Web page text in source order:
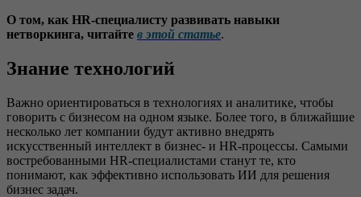
О том, как HR-специалисту развивать навыки
нетворкинга, читайте в этой статье.
Знание технологий
Важно ориентироваться в технологиях и аналитике, чтобы
говорить с бизнесом на одном языке. Более того, в ближайшие
несколько лет компании будут активно внедрять
искусственный интеллект в бизнес- и HR-процессы. Самыми
востребованными HR-специалистами станут те, кто
понимают, как эффективно использовать ИИ для решения
бизнес задач.